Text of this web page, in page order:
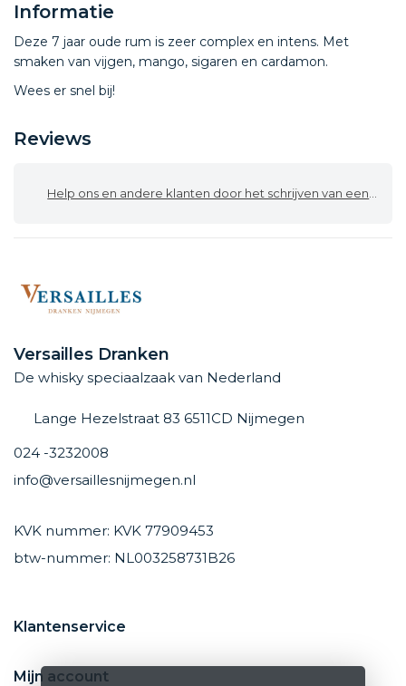
Informatie
Deze 7 jaar oude rum is zeer complex en intens. Met
smaken van vijgen, mango, sigaren en cardamon.
Wees er snel bij!
Reviews
Help ons en andere klanten door het schrijven van een review
Versailles Dranken
De whisky speciaalzaak van Nederland
Lange Hezelstraat 83 6511CD Nijmegen
024 -3232008
info@versaillesnijmegen.nl
KVK nummer: KVK 77909453
btw-nummer: NL003258731B26
Klantenservice
Mijn account